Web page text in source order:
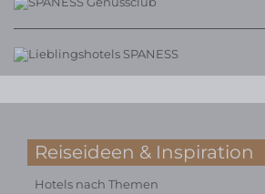
Reiseideen & Inspiration
Hotels nach Themen